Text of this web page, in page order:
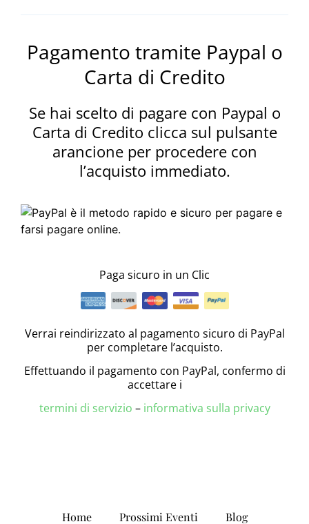
Pagamento tramite Paypal o
Carta di Credito
Se hai scelto di pagare con Paypal o
Carta di Credito clicca sul pulsante
arancione per procedere con
l’acquisto immediato.
Paga sicuro in un Clic
Verrai reindirizzato al pagamento sicuro di PayPal
per completare l’acquisto.
Effettuando il pagamento con PayPal, confermo di
accettare i
termini di servizio – informativa sulla privacy
Home Prossimi Eventi Blog